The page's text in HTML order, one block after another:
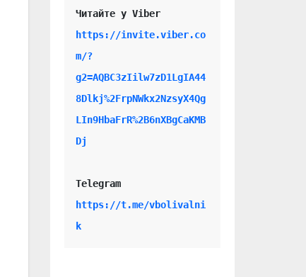
Читайте у Viber
https://invite.viber.co
m/?
g2=AQBC3zIilw7zD1LgIA44
8Dlkj%2FrpNWkx2NzsyX4Qg
LIn9HbaFrR%2B6nXBgCaKMB
Dj
Telegram
https://t.me/vbolivalni
k